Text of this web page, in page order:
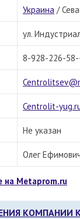
Украина /
ул.
8-928-226-
Centrolit-
Не указан
Олег
на Metaprom.ru
КОМПАНИИ